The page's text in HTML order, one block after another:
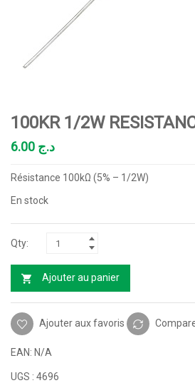
100KR 1/2W
د.ج
Résistance 100kΩ (5% – 1/2W)
En stock
Ajouter au panier
Ajouter aux favoris
EAN: N/A
UGS : 4696